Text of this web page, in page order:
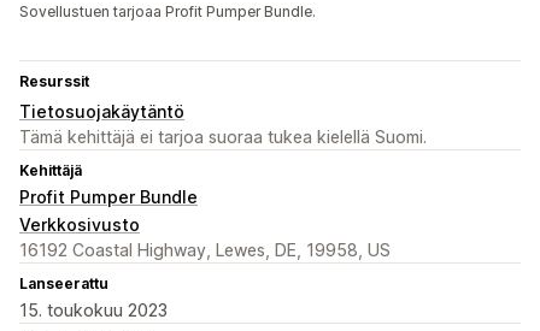
Sovellustuen tarjoaa Profit Pumper Bundle.
Resurssit
Tietosuojakäytäntö
Tämä kehittäjä ei tarjoa suoraa tukea kielellä Suomi.
Kehittäjä
Profit Pumper Bundle
Verkkosivusto
16192 Coastal Highway, Lewes, DE, 19958, US
Lanseerattu
15. toukokuu 2023